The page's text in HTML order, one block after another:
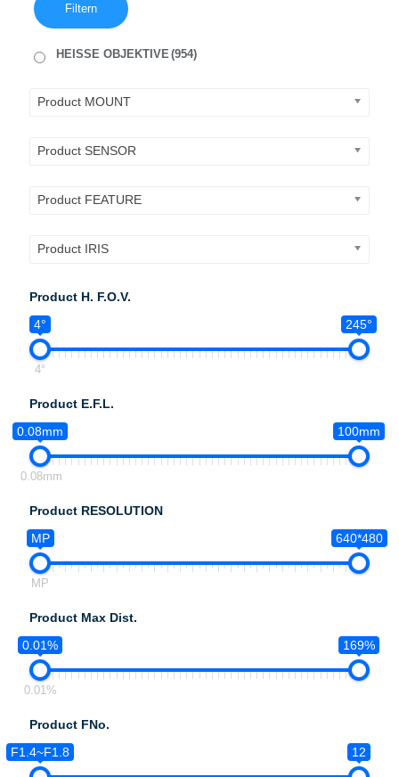
Filtern
HEISSE OBJEKTIVE (954)
Product MOUNT
Product SENSOR
Product FEATURE
Product IRIS
Product H. F.O.V.
4°
245°
4°
Product E.F.L.
0.08mm
100mm
0.08mm
Product RESOLUTION
MP
640*480
MP
Product Max Dist.
0.01%
169%
0.01%
Product FNo.
F1.4~F1.8
12